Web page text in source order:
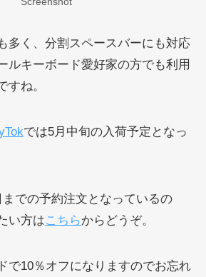
多く、分割スペースバーにも対応
ルキーボード愛好家の方でも利用
すね。
では5月中旬の入荷予定となっ
までの予約注文となっているの
い方はこちらからどうぞ。
で10％オフになりますのでお忘れ